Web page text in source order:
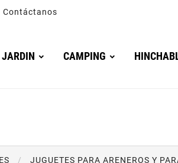
Contáctanos
JARDIN CAMPING
JUGUETES PARA ARENEROS Y